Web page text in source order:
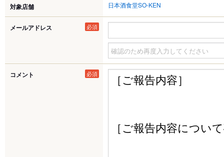
対象店舗 日本酒食堂SO-KEN
必須
メールアドレス
必須
コメント